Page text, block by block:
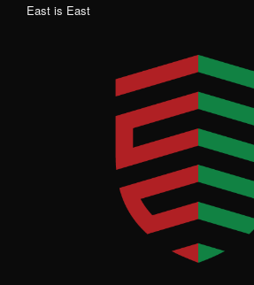
East is East